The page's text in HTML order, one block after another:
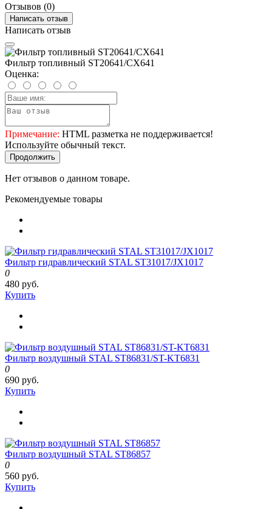
Отзывов (0)
Написать отзыв
Написать отзыв
Фильтр топливный ST20641/CX641
Оценка:
Примечание: HTML разметка не поддерживается!
Используйте обычный текст.
Продолжить
Нет отзывов о данном товаре.
Рекомендуемые товары
Фильтр гидравлический STAL ST31017/JX1017
0
480 руб.
Купить
Фильтр воздушный STAL ST86831/ST-KT6831
0
690 руб.
Купить
Фильтр воздушный STAL ST86857
0
560 руб.
Купить